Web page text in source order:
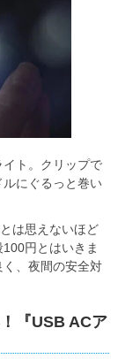
ト。クリップで
にぐるっと巻い
は思えないほど
円とはいきま
、夜間の安全対
『USB ACア